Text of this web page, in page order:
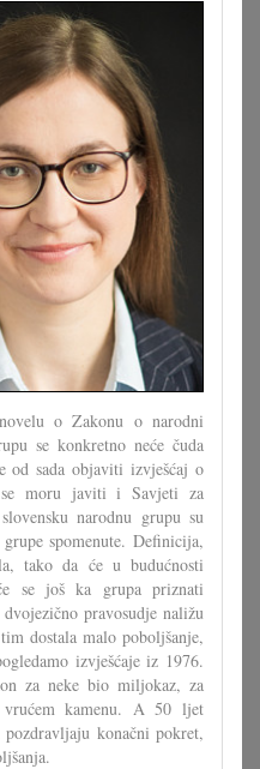
o Zakonu o narodni
se konkretno neće čuda
od sada objaviti izvješćaj o
moru javiti i Savjeti za
narodnu grupu su
spomenute. Definicija,
tako da će u budućnosti
se još ka grupa priznati
pravosudje naližu
dostala malo poboljšanje,
izvješćaje iz 1976.
za neke bio miljokaz, za
kamenu. A 50 ljet
konačni pokret,